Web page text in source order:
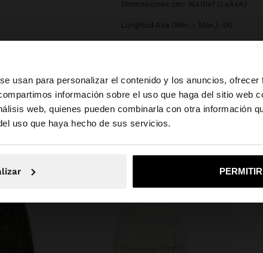
usan para personalizar el contenido y los anuncios,
información sobre el uso que haga del sitio web
web, quienes pueden combinarla con otra información
uso que haya hecho de sus servicios.
de España. ¿Quieres ir a la web de United States?
No, continuar en la web de España Sí,
Dimensiones cm: 16x10x1 (LxAxA)
Longitud Asa (Min. - Max.): 00